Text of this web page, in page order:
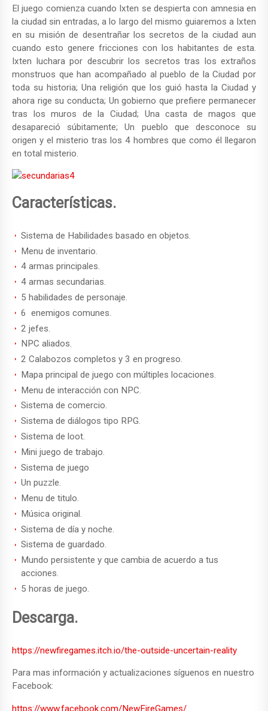
El juego comienza cuando Ixten se despierta con amnesia en
la ciudad sin entradas, a lo largo del mismo guiaremos a Ixten
en su misión de desentrañar los secretos de la ciudad aun
cuando esto genere fricciones con los habitantes de esta.
Ixten luchara por descubrir los secretos tras los extraños
monstruos que han acompañado al pueblo de la Ciudad por
toda su historia; Una religión que los guió hasta la Ciudad y
ahora rige su conducta; Un gobierno que prefiere permanecer
tras los muros de la Ciudad; Una casta de magos que
desapareció súbitamente; Un pueblo que desconoce su
origen y el misterio tras los 4 hombres que como él llegaron
en total misterio.
Características.
Sistema de Habilidades basado en objetos.
Menu de inventario.
4 armas principales.
4 armas secundarias.
5 habilidades de personaje.
6 enemigos comunes.
2 jefes.
NPC aliados.
2 Calabozos completos y 3 en progreso.
Mapa principal de juego con múltiples locaciones.
Menu de interacción con NPC.
Sistema de comercio.
Sistema de diálogos tipo RPG.
Sistema de loot.
Mini juego de trabajo.
Sistema de juego
Un puzzle.
Menu de titulo.
Música original.
Sistema de día y noche.
Sistema de guardado.
Mundo persistente y que cambia de acuerdo a tus
acciones.
5 horas de juego.
Descarga.
https://newfiregames.itch.io/the-outside-uncertain-reality
Para mas información y actualizaciones síguenos en nuestro
Facebook:
https://www.facebook.com/NewFireGames/